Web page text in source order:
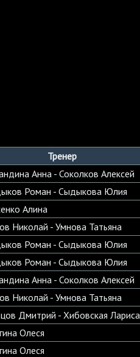
Тренер
Анна - Соколков Алексей
Роман - Сыдыкова Юлия
Алина
Николай - Умнова Татьяна
Роман - Сыдыкова Юлия
Роман - Сыдыкова Юлия
Анна - Соколков Алексей
Николай - Умнова Татьяна
Дмитрий - Хибовская Лариса
Олеся
Олеся